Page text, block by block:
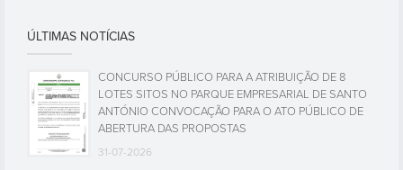
ÚLTIMAS NOTÍCIAS
CONCURSO PÚBLICO PARA A ATRIBUIÇÃO DE 8
LOTES SITOS NO PARQUE EMPRESARIAL DE SANTO
ANTÓNIO CONVOCAÇÃO PARA O ATO PÚBLICO DE
ABERTURA DAS PROPOSTAS
31-07-2026